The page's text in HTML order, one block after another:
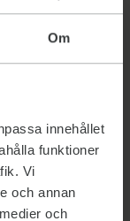
Om
innehållet
funktioner
Vi
och annan
och